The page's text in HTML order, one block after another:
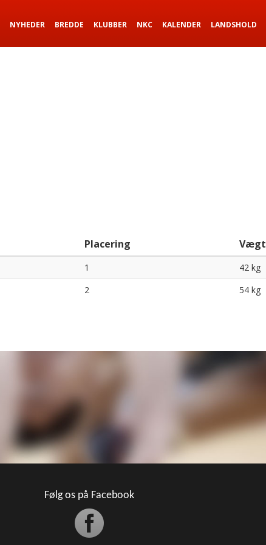
NYHEDER BREDDE KLUBBER NKC KALENDER LANDSHOLD
Placering Vægt
1 42 kg
2 54 kg
Følg os på Facebook